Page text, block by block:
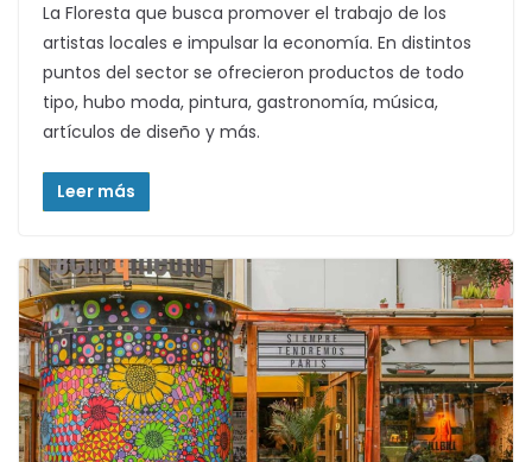
La Floresta que busca promover el trabajo de los
artistas locales e impulsar la economía. En distintos
puntos del sector se ofrecieron productos de todo
tipo, hubo moda, pintura, gastronomía, música,
artículos de diseño y más.
Leer más